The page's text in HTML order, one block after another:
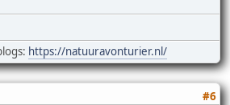
https://natuuravonturier.nl/
#6